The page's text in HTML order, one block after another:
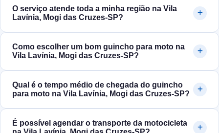
O serviço atende toda a minha região na Vila
Lavínia, Mogi das Cruzes‑SP?
Como escolher um bom guincho para moto na
Vila Lavínia, Mogi das Cruzes‑SP?
Qual é o tempo médio de chegada do guincho
para moto na Vila Lavínia, Mogi das Cruzes‑SP?
É possível agendar o transporte da motocicleta